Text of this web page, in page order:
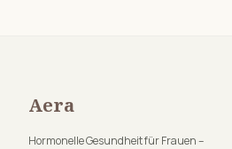
Aera
Hormonelle Gesundheit für Frauen –